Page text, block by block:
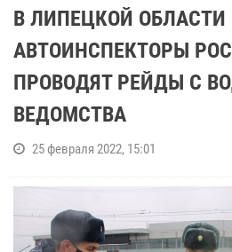
В ЛИПЕЦКОЙ ОБЛАСТИ
АВТОИНСПЕКТОРЫ
ПРОВОДЯТ РЕЙДЫ С
ВЕДОМСТВА
25 февраля 2022, 15:01